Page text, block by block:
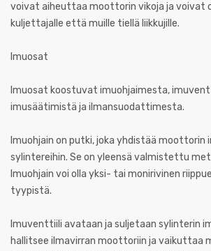
voivat aiheuttaa moottorin vikoja ja voivat
kuljettajalle että muille tiellä liikkujille.
Imuosat
Imuosat koostuvat imuohjaimesta,
imusäätimistä ja ilmansuodattimesta.
Imuohjain on putki, joka yhdistää moottorin
sylintereihin. Se on yleensä valmistettu
Imuohjain voi olla yksi- tai monirivinen
tyypistä.
Imuventtiili avataan ja suljetaan sylinterin
hallitsee ilmavirran moottoriin ja vaikuttaa